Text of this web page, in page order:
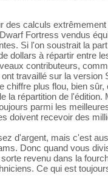
des calculs
Fortress vendus
Si l'on soustrait la
dollars à répartir entre
contributeurs,
travaillé sur la version
chiffre plus flou, bien
la répartition de
parmi les
doivent recevoir des
d'argent, mais c'est
Donc quand vous
revenu dans la
Ce qui est